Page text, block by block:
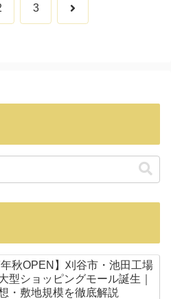
3 次
年秋OPEN】刈谷市・池田工場
型ショッピングモール誕生｜
・敷地規模を徹底解説